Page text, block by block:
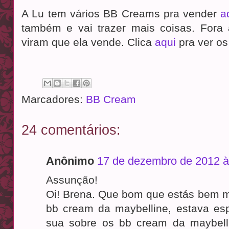
A Lu tem vários BB Creams pra vender
também e vai trazer mais coisas.
viram que ela vende. Clica aqui pra ver
Marcadores: BB Cream
24 comentários:
Anônimo 17 de dezembro de 2012
Assunção!
Oi! Brena. Que bom que estás bem
bb cream da maybelline, estava
sua sobre os bb cream da